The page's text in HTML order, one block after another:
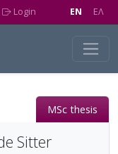
Login EN EΛ
MSc thesis
Sitter